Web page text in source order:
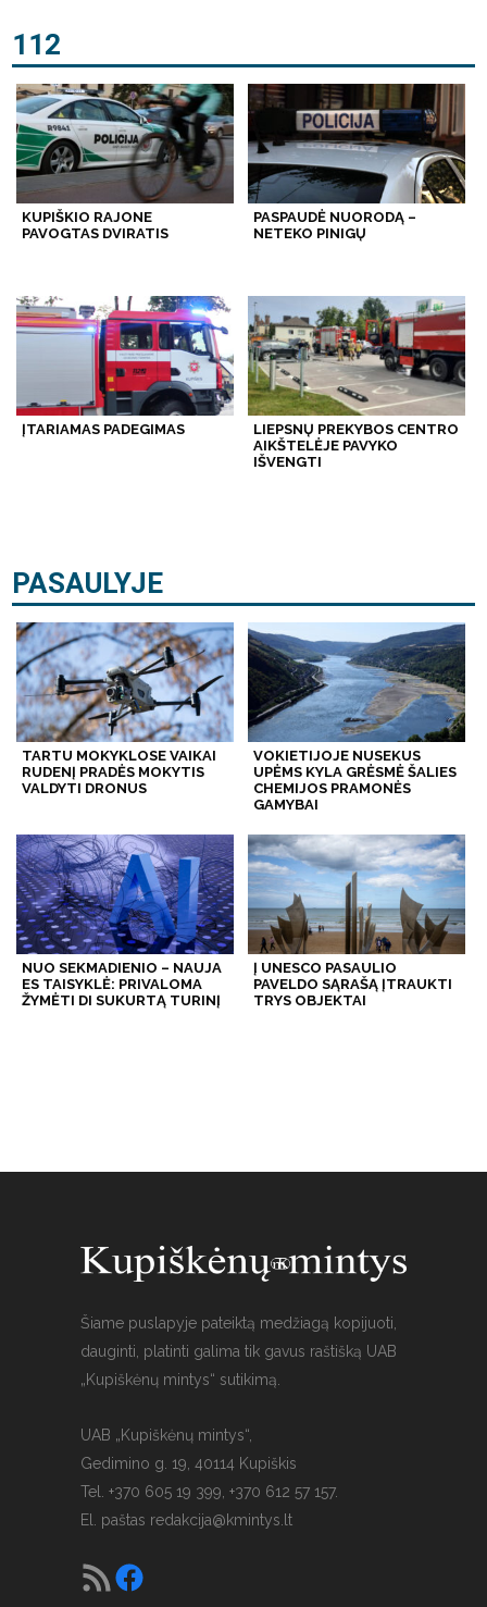
112
KUPIŠKIO RAJONE
PAVOGTAS DVIRATIS
PASPAUDĖ NUORODĄ –
NETEKO PINIGŲ
ĮTARIAMAS PADEGIMAS
LIEPSNŲ PREKYBOS CENTRO
AIKŠTELĖJE PAVYKO
IŠVENGTI
PASAULYJE
TARTU MOKYKLOSE VAIKAI
RUDENĮ PRADĖS MOKYTIS
VALDYTI DRONUS
VOKIETIJOJE NUSEKUS
UPĖMS KYLA GRĖSMĖ ŠALIES
CHEMIJOS PRAMONĖS
GAMYBAI
NUO SEKMADIENIO – NAUJA
ES TAISYKLĖ: PRIVALOMA
ŽYMĖTI DI SUKURTĄ TURINĮ
Į UNESCO PASAULIO
PAVELDO SĄRAŠĄ ĮTRAUKTI
TRYS OBJEKTAI
Šiame puslapyje pateiktą medžiagą kopijuoti,
dauginti, platinti galima tik gavus raštišką UAB
„Kupiškėnų mintys“ sutikimą.
UAB „Kupiškėnų mintys“,
Gedimino g. 19, 40114 Kupiškis
Tel. +370 605 19 399, +370 612 57 157.
El. paštas redakcija@kmintys.lt